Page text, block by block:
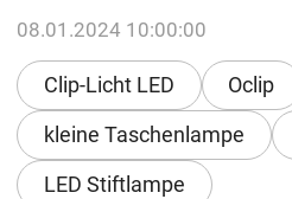
08.01.2024 10:00:00
Clip-Licht LED Oclip
kleine Taschenlampe
LED Stiftlampe